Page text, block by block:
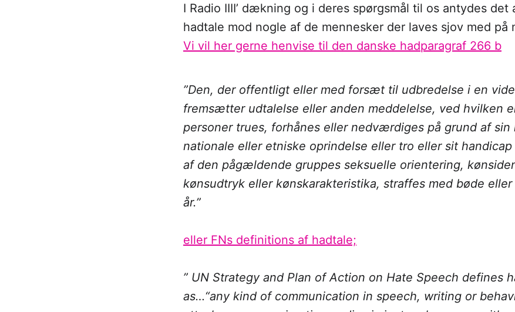
I Radio IIII’ dækning og i deres spørgsmål til os antydes det
hadtale mod nogle af de mennesker der laves sjov med på
Vi vil her gerne henvise til den danske hadparagraf 266 b
”Den, der offentligt eller med forsæt til udbredelse i en
fremsætter udtalelse eller anden meddelelse, ved hvilken
personer trues, forhånes eller nedværdiges på grund af sin
nationale eller etniske oprindelse eller tro eller sit
af den pågældende gruppes seksuelle orientering,
kønsudtryk eller kønskarakteristika, straffes med bøde
år.”
eller FNs definitions af hadtale;
” UN Strategy and Plan of Action on Hate Speech defines
as…“any kind of communication in speech, writing or